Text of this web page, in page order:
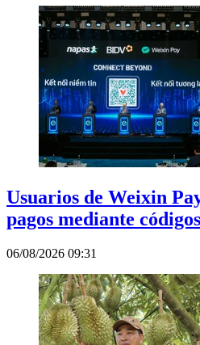
Usuarios de Weixin
pagos mediante
06/08/2026 09:31